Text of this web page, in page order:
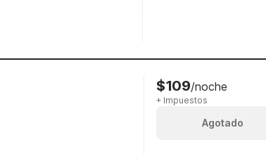
$109/noche
+ Impuestos
Agotado